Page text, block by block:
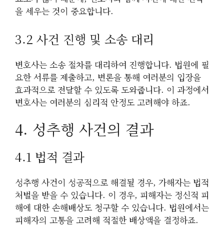
을 세우는 것이 중요합니다.
3.2 사건 진행 및 소송 대리
변호사는 소송 절차를 대리하여 진행합니다. 법원에 필
요한 서류를 제출하고, 변론을 통해 여러분의 입장을
효과적으로 전달할 수 있도록 도와줍니다. 이 과정에서
변호사는 여러분의 심리적 안정도 고려해야 하죠.
4. 성추행 사건의 결과
4.1 법적 결과
성추행 사건이 성공적으로 해결될 경우, 가해자는 법적
처벌을 받을 수 있습니다. 이 경우, 피해자는 정신적 피
해에 대한 손해배상도 청구할 수 있습니다. 법원에서는
피해자의 고통을 고려해 적절한 배상액을 결정하죠.